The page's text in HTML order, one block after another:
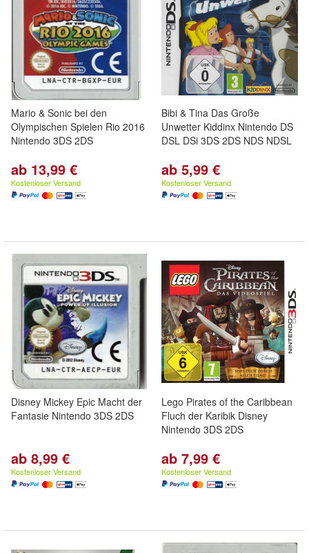
Mario & Sonic bei den
Olympischen Spielen Rio 2016
Nintendo 3DS 2DS
ab 13,99 €
Kostenloser Versand
Bibi & Tina Das Große
Unwetter Kiddinx Nintendo DS
DSL DSi 3DS 2DS NDS NDSL
ab 5,99 €
Kostenloser Versand
Disney Mickey Epic Macht der
Fantasie Nintendo 3DS 2DS
ab 8,99 €
Kostenloser Versand
Lego Pirates of the Caribbean
Fluch der Karibik Disney
Nintendo 3DS 2DS
ab 7,99 €
Kostenloser Versand